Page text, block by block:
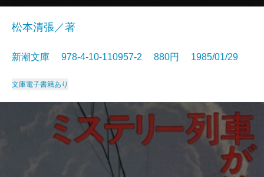
松本清張／著
新潮文庫 978-4-10-110957-2 880円 1985/01/29
文庫電子書籍あり